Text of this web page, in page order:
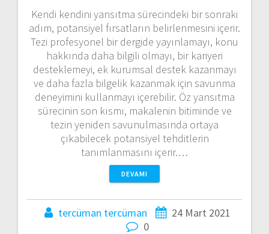
Kendi kendini yansıtma sürecindeki bir sonraki
adım, potansiyel fırsatların belirlenmesini içerir.
Tezi profesyonel bir dergide yayınlamayı, konu
hakkında daha bilgili olmayı, bir kariyeri
desteklemeyi, ek kurumsal destek kazanmayı
ve daha fazla bilgelik kazanmak için savunma
deneyimini kullanmayı içerebilir. Öz yansıtma
sürecinin son kısmı, makalenin bitiminde ve
tezin yeniden savunulmasında ortaya
çıkabilecek potansiyel tehditlerin
tanımlanmasını içerir.…
DEVAMI
tercüman tercüman
24 Mart 2021
0